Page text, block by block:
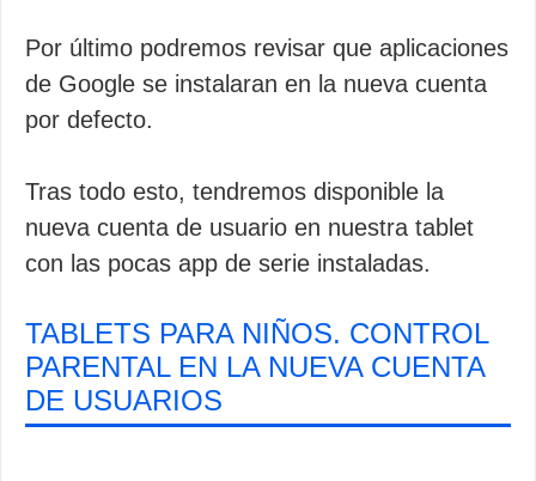
Por último podremos revisar que aplicaciones
de Google se instalaran en la nueva cuenta
por defecto.
Tras todo esto, tendremos disponible la
nueva cuenta de usuario en nuestra tablet
con las pocas app de serie instaladas.
TABLETS PARA NIÑOS. CONTROL
PARENTAL EN LA NUEVA CUENTA
DE USUARIOS